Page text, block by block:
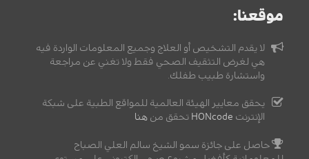
موقعنا:
لا يقدم التشخيص أو العلاج وجميع المعلومات الواردة فيه
هي لغرض التثقيف الصحي فقط ولا تغني عن مراجعة
واستشارة طبيب طفلك.
يحقق معايير الهيئة العالمية للمواقع الطبية على شبكة
الإنترنت HONcode تحقق من هنا
حاصل على جائزة سمو الشيخ سالم العلي الصباح